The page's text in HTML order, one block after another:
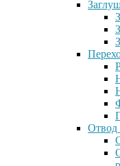
Отвод